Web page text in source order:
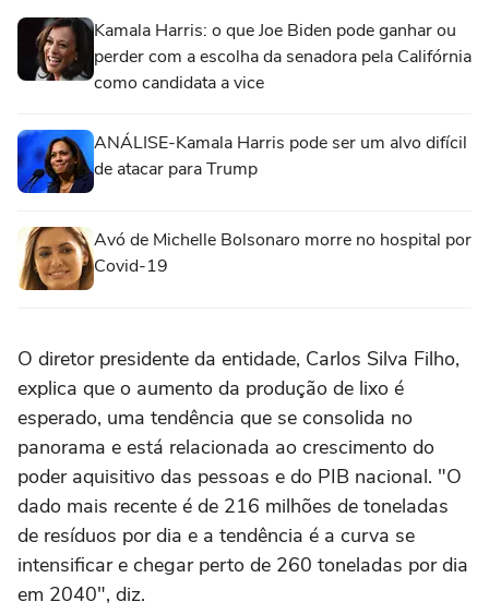
Kamala Harris: o que Joe Biden pode ganhar ou
perder com a escolha da senadora pela Califórnia
como candidata a vice
ANÁLISE-Kamala Harris pode ser um alvo difícil
de atacar para Trump
Avó de Michelle Bolsonaro morre no hospital por
Covid-19
O diretor presidente da entidade, Carlos Silva Filho,
explica que o aumento da produção de lixo é
esperado, uma tendência que se consolida no
panorama e está relacionada ao crescimento do
poder aquisitivo das pessoas e do PIB nacional. "O
dado mais recente é de 216 milhões de toneladas
de resíduos por dia e a tendência é a curva se
intensificar e chegar perto de 260 toneladas por dia
em 2040", diz.